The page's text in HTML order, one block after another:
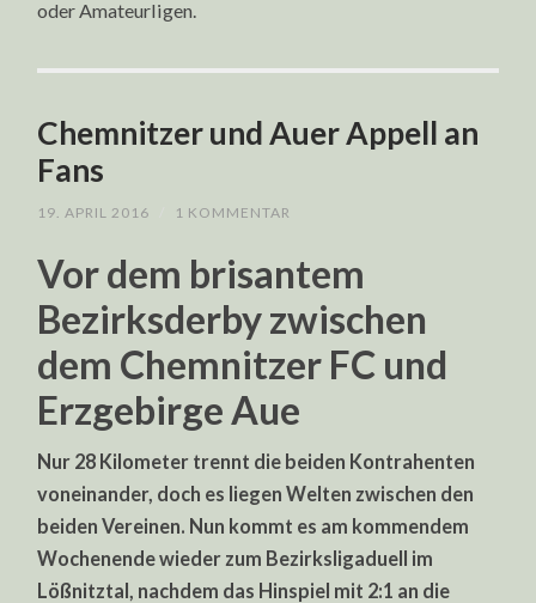
oder Amateurligen.
Chemnitzer und Auer Appell an
Fans
19. APRIL 2016 1 KOMMENTAR
Vor dem brisantem
Bezirksderby zwischen
dem Chemnitzer FC und
Erzgebirge Aue
Nur 28 Kilometer trennt die beiden Kontrahenten
voneinander, doch es liegen Welten zwischen den
beiden Vereinen. Nun kommt es am kommendem
Wochenende wieder zum Bezirksligaduell im
Lößnitztal, nachdem das Hinspiel mit 2:1 an die